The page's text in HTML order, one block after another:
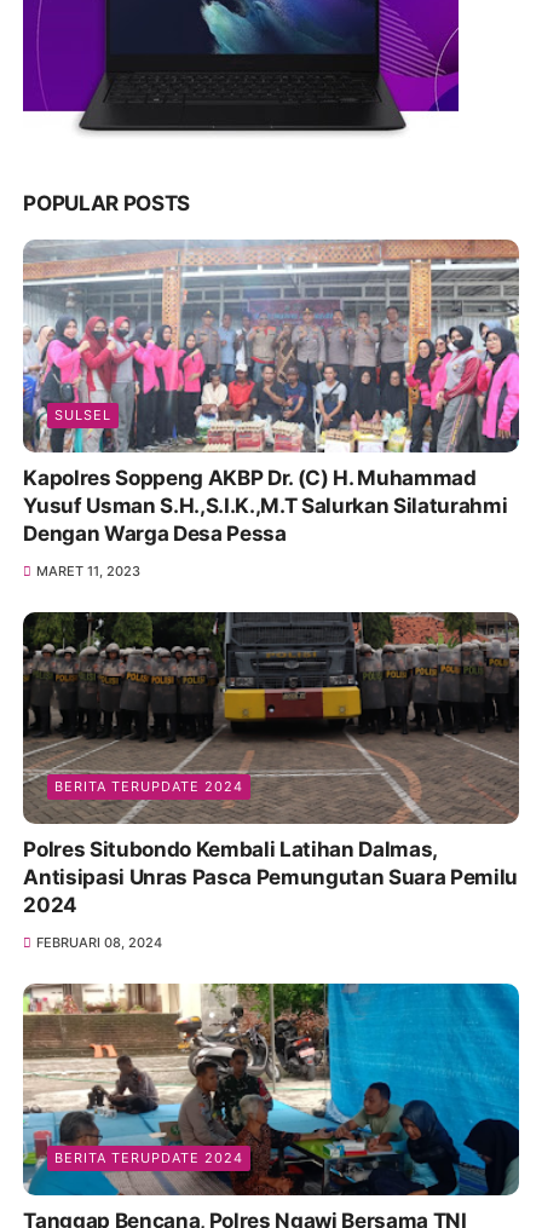
POPULAR POSTS
SULSEL
Kapolres Soppeng AKBP Dr. (C) H. Muhammad
Yusuf Usman S.H.,S.I.K.,M.T Salurkan Silaturahmi
Dengan Warga Desa Pessa
MARET 11, 2023
BERITA TERUPDATE 2024
Polres Situbondo Kembali Latihan Dalmas,
Antisipasi Unras Pasca Pemungutan Suara Pemilu
2024
FEBRUARI 08, 2024
BERITA TERUPDATE 2024
Tanggap Bencana, Polres Ngawi Bersama TNI